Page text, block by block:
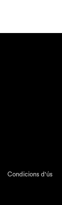
Condicions d'ús